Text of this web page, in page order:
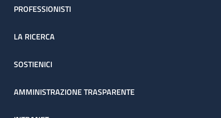
PROFESSIONISTI
LA RICERCA
SOSTIENICI
AMMINISTRAZIONE TRASPARENTE